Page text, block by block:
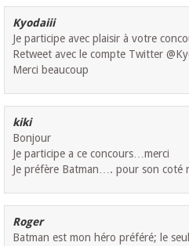
Kyodaiii
Je participe avec plaisir à votre
Retweet avec le compte Twitter
Merci beaucoup
kiki
Bonjour
Je participe a ce concours…merci
Je préfère Batman…. pour son
Roger
Batman est mon héro préféré; le